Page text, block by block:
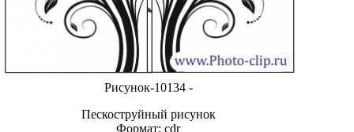
Рисунок-10134 -
Пескоструйный рисунок
Формат: cdr